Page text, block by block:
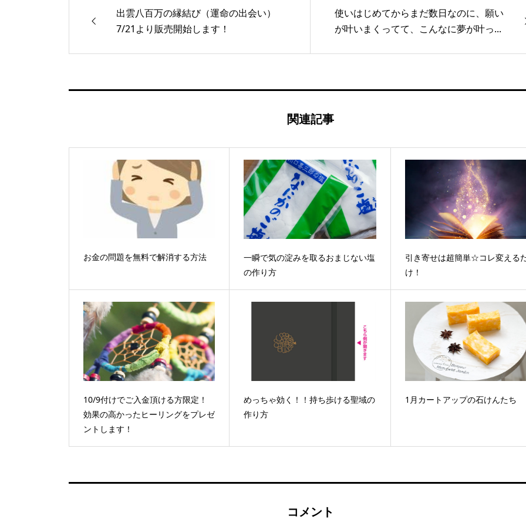
出雲八百万の縁結び（運命の出会い）
7/21より販売開始します！
使いはじめてからまだ数日なのに、願い
が叶いまくってて、こんなに夢が叶っ...
関連記事
お金の問題を無料で解消する方法
一瞬で気の淀みを取るおまじない塩
の作り方
引き寄せは超簡単☆コレ変える
け！
10/9付けでご入金頂ける方限定！
効果の高かったヒーリングをプレゼ
ントします！
めっちゃ効く！！持ち歩ける聖域の
作り方
1月カートアップの石けんたち
コメント